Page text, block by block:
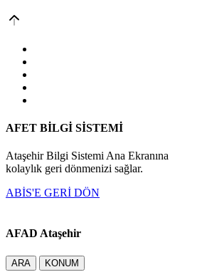
AFET BİLGİ SİSTEMİ
Ataşehir Bilgi Sistemi Ana Ekranına
kolaylık geri dönmenizi sağlar.
ABİS'E GERİ DÖN
AFAD Ataşehir
ARA KONUM